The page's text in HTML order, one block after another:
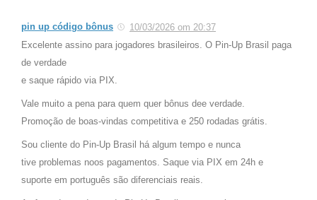
pin up código bônus
10/03/2026 om 20:37
Excelente assino para jogadores brasileiros. O Pin-Up Brasil paga
de verdade
e saque rápido via PIX.
Vale muito a pena para quem quer bônus dee verdade.
Promoção de boas-vindas competitiva e 250 rodadas grátis.
Sou cliente do Pin-Up Brasil há algum tempo e nunca
tive problemas noos pagamentos. Saque via PIX em 24h e
suporte em português são diferenciais reais.